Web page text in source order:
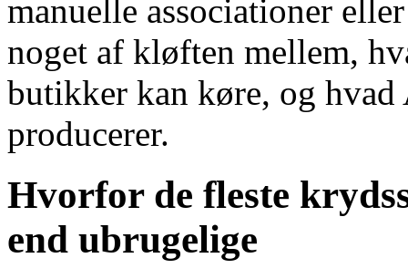
manuelle associationer
noget af kløften mellem,
butikker kan køre, og
producerer.
Hvorfor de fleste
end ubrugelige